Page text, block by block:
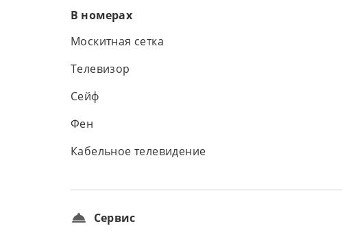
В номерах
Москитная сетка
Телевизор
Сейф
Фен
Кабельное телевидение
Сервис